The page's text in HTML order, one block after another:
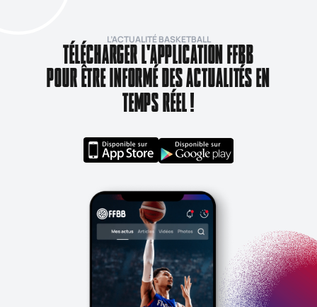
L’ACTUALITÉ BASKETBALL
TÉLÉCHARGER L'APPLICATION FFBB
POUR ÊTRE INFORMÉ DES ACTUALITÉS EN
TEMPS RÉEL !